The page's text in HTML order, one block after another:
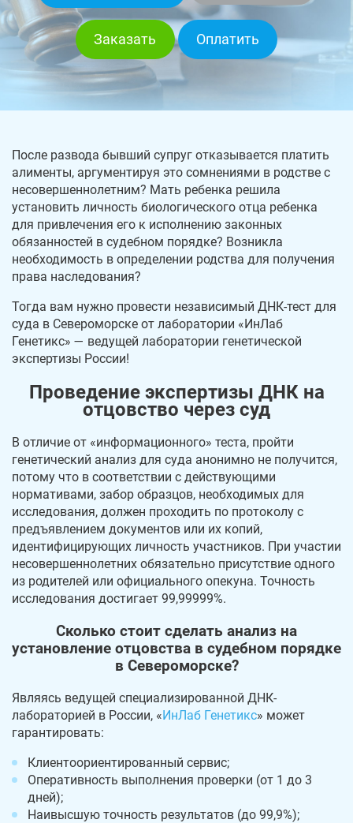
Заказать Оплатить
После развода бывший супруг отказывается платить
алименты, аргументируя это сомнениями в родстве с
несовершеннолетним? Мать ребенка решила
установить личность биологического отца ребенка
для привлечения его к исполнению законных
обязанностей в судебном порядке? Возникла
необходимость в определении родства для получения
права наследования?
Тогда вам нужно провести независимый ДНК-тест для
суда в Североморске от лаборатории «ИнЛаб
Генетикс» — ведущей лаборатории генетической
экспертизы России!
Проведение экспертизы ДНК на
отцовство через суд
В отличие от «информационного» теста, пройти
генетический анализ для суда анонимно не получится,
потому что в соответствии с действующими
нормативами, забор образцов, необходимых для
исследования, должен проходить по протоколу с
предъявлением документов или их копий,
идентифицирующих личность участников. При участии
несовершеннолетних обязательно присутствие одного
из родителей или официального опекуна. Точность
исследования достигает 99,99999%.
Сколько стоит сделать анализ на
установление отцовства в судебном порядке
в Североморске?
Являясь ведущей специализированной ДНК-
лабораторией в России, «ИнЛаб Генетикс» может
гарантировать:
Клиентоориентированный сервис;
Оперативность выполнения проверки (от 1 до 3
дней);
Наивысшую точность результатов (до 99,9%);